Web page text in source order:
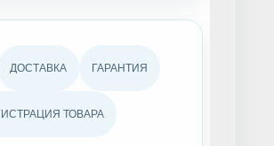
ДОСТАВКА ГАРАНТИЯ
ТОВАРА